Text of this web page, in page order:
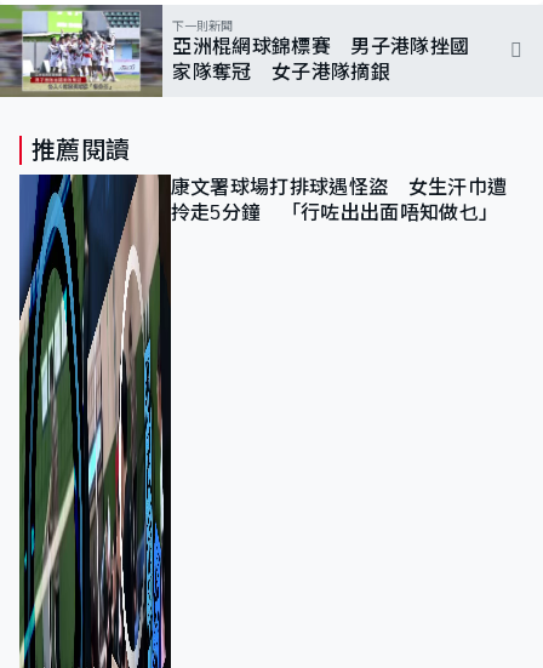
下一則新聞
亞洲棍網球錦標賽 男子港隊挫國
家隊奪冠 女子港隊摘銀
推薦閱讀
康文署球場打排球遇怪盜 女生汗巾遭
拎走5分鐘 「行咗出出面唔知做乜」